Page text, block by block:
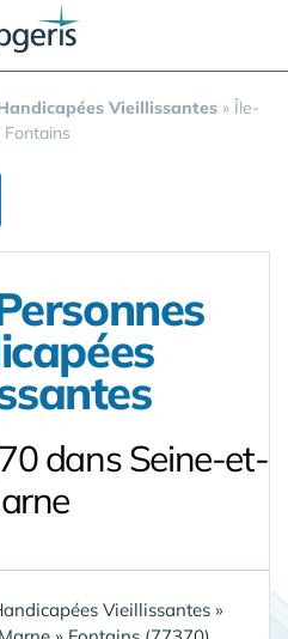
Vieillissantes » Île-
Fontains
dans Seine-et-
Vieillissantes »